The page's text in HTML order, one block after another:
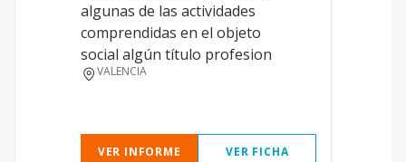
algunas de las actividades
comprendidas en el objeto
social algún título profesion
VALENCIA
VER INFORME VER FICHA